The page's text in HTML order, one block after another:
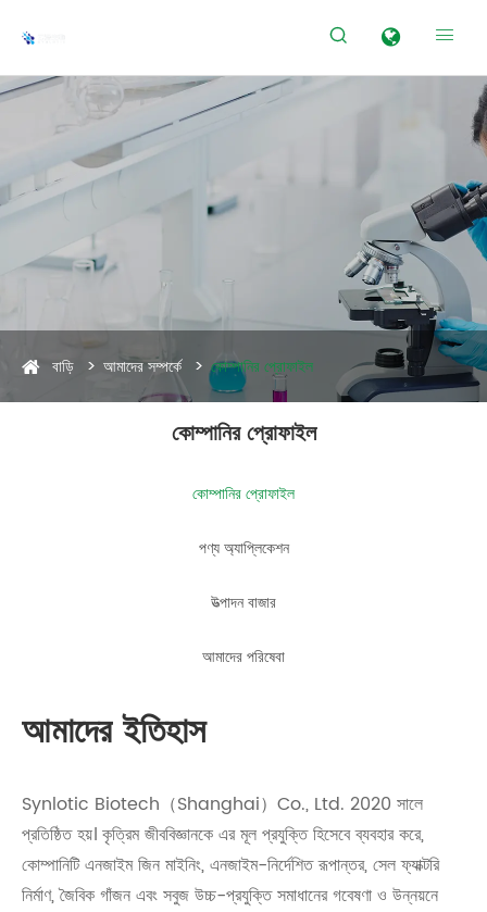
 
বাড়ি আমাদের সম্পর্কে কোম্পানির প্রোফাইল
কোম্পানির প্রোফাইল
কোম্পানির প্রোফাইল
পণ্য অ্যাপ্লিকেশন
উত্পাদন বাজার
আমাদের পরিষেবা
আমাদের ইতিহাস
Synlotic Biotech（Shanghai）Co., Ltd. 2020 সালে
প্রতিষ্ঠিত হয়। কৃত্রিম জীববিজ্ঞানকে এর মূল প্রযুক্তি হিসেবে ব্যবহার করে,
কোম্পানিটি এনজাইম জিন মাইনিং, এনজাইম-নির্দেশিত রূপান্তর, সেল ফ্যাক্টরি
নির্মাণ, জৈবিক গাঁজন এবং সবুজ উচ্চ-প্রযুক্তি সমাধানের গবেষণা ও উন্নয়নে